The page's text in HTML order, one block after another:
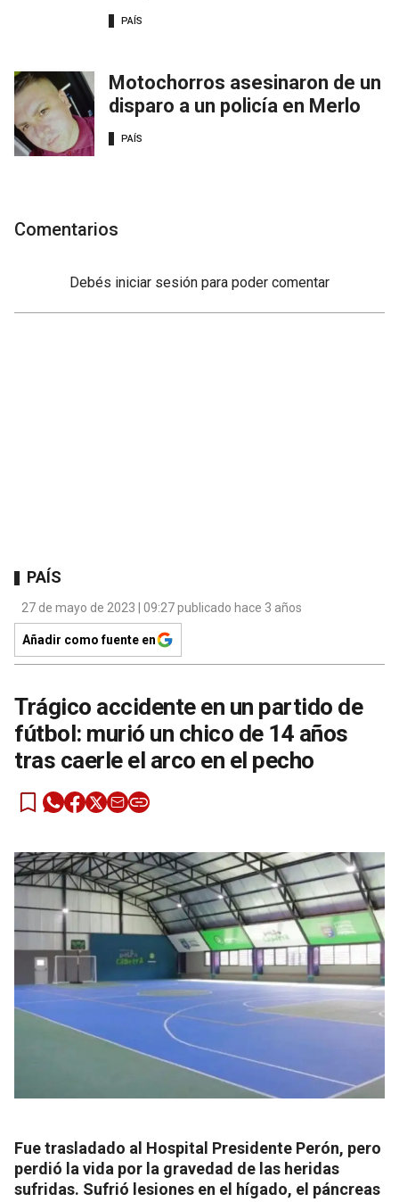
PAÍS
Motochorros asesinaron de un
disparo a un policía en Merlo
PAÍS
Comentarios
Debés iniciar sesión para poder comentar
PAÍS
27 de mayo de 2023 | 09:27 publicado hace 3 años
Añadir como fuente en
Trágico accidente en un partido de
fútbol: murió un chico de 14 años
tras caerle el arco en el pecho
Fue trasladado al Hospital Presidente Perón, pero
perdió la vida por la gravedad de las heridas
sufridas. Sufrió lesiones en el hígado, el páncreas